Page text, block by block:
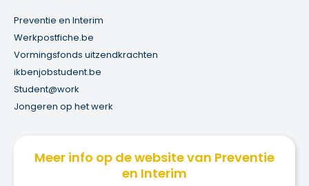
Preventie en Interim
Werkpostfiche.be
Vormingsfonds uitzendkrachten
ikbenjobstudent.be
Student@work
Jongeren op het werk
Meer info op de website van Preventie
en Interim